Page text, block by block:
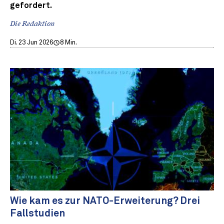
gefordert.
Die Redaktion
Di. 23 Jun 2026 8 Min.
Wie kam es zur NATO-Erweiterung? Drei
Fallstudien